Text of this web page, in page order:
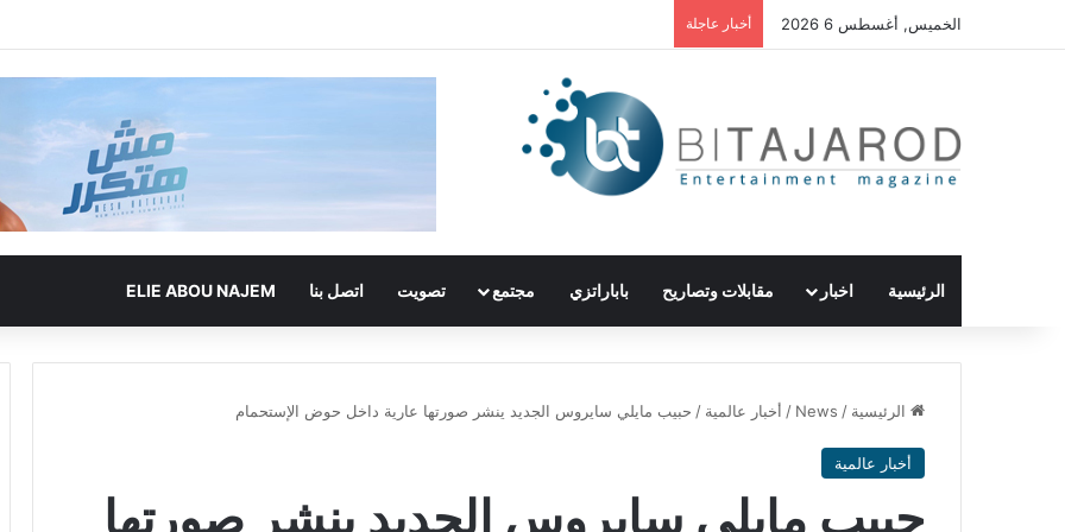
الخميس, أغسطس 6 2026 أخبار عاجلة
الرئيسية اخبار مقابلات وتصاريح باباراتزي مجتمع تصويت اتصل بنا ELIE ABOU NAJEM
الرئيسية /
News
/ أخبار عالمية / حبيب مايلي سايروس الجديد ينشر صورتها عارية داخل حوض الإستحمام
أخبار عالمية
حبيب مايلي سايروس الجديد ينشر صورتها